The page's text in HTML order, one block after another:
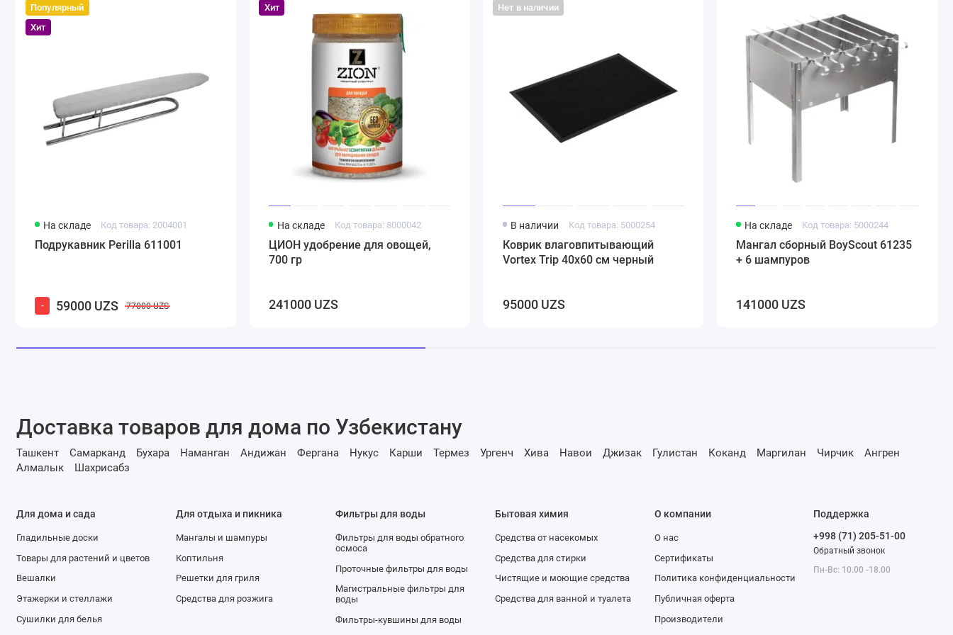
Популярный
Хит
На складе Код товара: 2004001
Подрукавник Perilla 611001
- 59000 UZS 77000 UZS
Хит
На складе Код товара: 8000042
ЦИОН удобрение для овощей,
700 гр
241000 UZS
Нет в наличии
В наличии Код товара: 5000254
Коврик влаговпитывающий
Vortex Trip 40х60 см черный
95000 UZS
На складе Код товара: 5000244
Мангал сборный BoyScout 61235
+ 6 шампуров
141000 UZS
Доставка товаров для дома по Узбекистану
Ташкент Самарканд Бухара Наманган Андижан Фергана Нукус Карши Термез Ургенч Хива Навои Джизак Гулистан Коканд Маргилан Чирчик
Ангрен
Алмалык
Шахрисабз
Для дома и сада
Гладильные доски
Товары для растений и цветов
Вешалки
Этажерки и стеллажи
Сушилки для белья
Для отдыха и пикника
Мангалы и шампуры
Коптильня
Решетки для гриля
Средства для розжига
Фильтры для воды
Фильтры для воды обратного
осмоса
Проточные фильтры для воды
Магистральные фильтры для
воды
Фильтры-кувшины для воды
Бытовая химия
Средства от насекомых
Средства для стирки
Чистящие и моющие средства
Средства для ванной и туалета
О компании
О нас
Сертификаты
Политика конфиденциальности
Публичная оферта
Производители
Поддержка
+998 (71) 205-51-00
Обратный звонок
Пн-Вс: 10.00 -18.00